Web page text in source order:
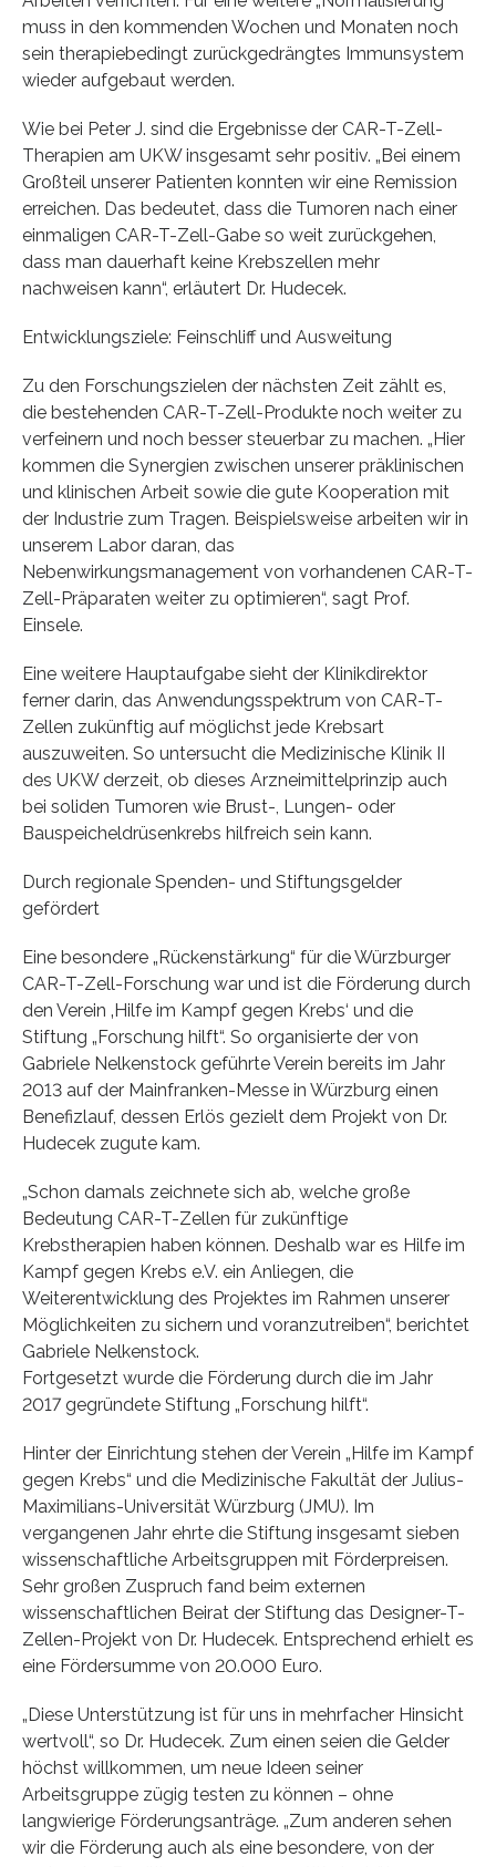
muss in den kommenden Wochen und Monaten noch
sein therapiebedingt zurückgedrängtes Immunsystem
wieder aufgebaut werden.
Wie bei Peter J. sind die Ergebnisse der CAR-T-Zell-
Therapien am UKW insgesamt sehr positiv. „Bei einem
Großteil unserer Patienten konnten wir eine Remission
erreichen. Das bedeutet, dass die Tumoren nach einer
einmaligen CAR-T-Zell-Gabe so weit zurückgehen,
dass man dauerhaft keine Krebszellen mehr
nachweisen kann“, erläutert Dr. Hudecek.
Entwicklungsziele: Feinschliff und Ausweitung
Zu den Forschungszielen der nächsten Zeit zählt es,
die bestehenden CAR-T-Zell-Produkte noch weiter zu
verfeinern und noch besser steuerbar zu machen. „Hier
kommen die Synergien zwischen unserer präklinischen
und klinischen Arbeit sowie die gute Kooperation mit
der Industrie zum Tragen. Beispielsweise arbeiten wir in
unserem Labor daran, das
Nebenwirkungsmanagement von vorhandenen CAR-T-
Zell-Präparaten weiter zu optimieren“, sagt Prof.
Einsele.
Eine weitere Hauptaufgabe sieht der Klinikdirektor
ferner darin, das Anwendungsspektrum von CAR-T-
Zellen zukünftig auf möglichst jede Krebsart
auszuweiten. So untersucht die Medizinische Klinik II
des UKW derzeit, ob dieses Arzneimittelprinzip auch
bei soliden Tumoren wie Brust-, Lungen- oder
Bauspeicheldrüsenkrebs hilfreich sein kann.
Durch regionale Spenden- und Stiftungsgelder
gefördert
Eine besondere „Rückenstärkung“ für die Würzburger
CAR-T-Zell-Forschung war und ist die Förderung durch
den Verein ‚Hilfe im Kampf gegen Krebs‘ und die
Stiftung „Forschung hilft“. So organisierte der von
Gabriele Nelkenstock geführte Verein bereits im Jahr
2013 auf der Mainfranken-Messe in Würzburg einen
Benefizlauf, dessen Erlös gezielt dem Projekt von Dr.
Hudecek zugute kam.
„Schon damals zeichnete sich ab, welche große
Bedeutung CAR-T-Zellen für zukünftige
Krebstherapien haben können. Deshalb war es Hilfe im
Kampf gegen Krebs e.V. ein Anliegen, die
Weiterentwicklung des Projektes im Rahmen unserer
Möglichkeiten zu sichern und voranzutreiben“, berichtet
Gabriele Nelkenstock.
Fortgesetzt wurde die Förderung durch die im Jahr
2017 gegründete Stiftung „Forschung hilft“.
Hinter der Einrichtung stehen der Verein „Hilfe im Kampf
gegen Krebs“ und die Medizinische Fakultät der Julius-
Maximilians-Universität Würzburg (JMU). Im
vergangenen Jahr ehrte die Stiftung insgesamt sieben
wissenschaftliche Arbeitsgruppen mit Förderpreisen.
Sehr großen Zuspruch fand beim externen
wissenschaftlichen Beirat der Stiftung das Designer-T-
Zellen-Projekt von Dr. Hudecek. Entsprechend erhielt es
eine Fördersumme von 20.000 Euro.
„Diese Unterstützung ist für uns in mehrfacher Hinsicht
wertvoll“, so Dr. Hudecek. Zum einen seien die Gelder
höchst willkommen, um neue Ideen seiner
Arbeitsgruppe zügig testen zu können – ohne
langwierige Förderungsanträge. „Zum anderen sehen
wir die Förderung auch als eine besondere, von der